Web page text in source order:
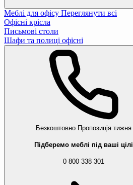
Меблі для офісу Переглянути всі
Офісні крісла
Письмові столи
Шафи та полиці офісні
Безкоштовно Пропозиція тижня
Підберемо меблі під ваші цілі
0 800 338 301